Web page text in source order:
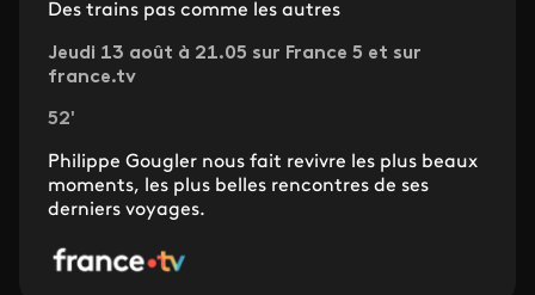
Des trains pas comme les autres
Jeudi 13 août à 21.05 sur France 5 et sur
france.tv
52'
Philippe Gougler nous fait revivre les plus beaux
moments, les plus belles rencontres de ses
derniers voyages.